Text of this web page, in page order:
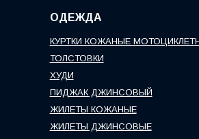
ОДЕЖДА
КУРТКИ КОЖАНЫЕ
ТОЛСТОВКИ
ХУДИ
ПИДЖАК ДЖИНСОВЫЙ
ЖИЛЕТЫ КОЖАНЫЕ
ЖИЛЕТЫ ДЖИНСОВЫЕ